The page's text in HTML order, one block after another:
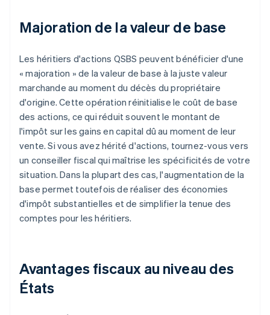
Majoration de la valeur de base
Les héritiers d'actions QSBS peuvent bénéficier d'une
« majoration » de la valeur de base à la juste valeur
marchande au moment du décès du propriétaire
d'origine. Cette opération réinitialise le coût de base
des actions, ce qui réduit souvent le montant de
l'impôt sur les gains en capital dû au moment de leur
vente. Si vous avez hérité d'actions, tournez-vous vers
un conseiller fiscal qui maîtrise les spécificités de votre
situation. Dans la plupart des cas, l'augmentation de la
base permet toutefois de réaliser des économies
d'impôt substantielles et de simplifier la tenue des
comptes pour les héritiers.
Avantages fiscaux au niveau des
États